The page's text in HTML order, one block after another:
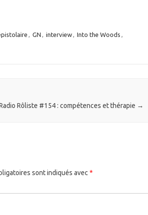
augmenter
, GN , interview, Into the Woods ,
Rôliste #154 : compétences et thérapie →
sont indiqués avec*